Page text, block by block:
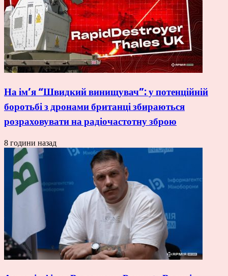
На ім’я “Швидкий винищувач”: у потенційній
боротьбі з дронами британці збираються
розраховувати на радіочастотну зброю
8 години назад